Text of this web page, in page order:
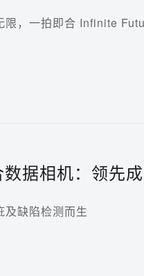
限，一拍即合 Infinite
数据相机：领先
推陈出新
及缺陷检测而生